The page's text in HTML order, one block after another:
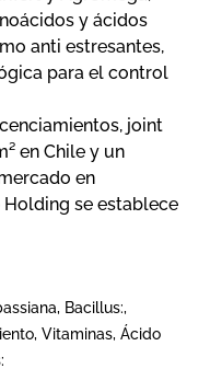
y ácidos
anti estresantes,
para el control
joint
en Chile y un
en
se establece
Bacillus:,
Vitaminas, Ácido